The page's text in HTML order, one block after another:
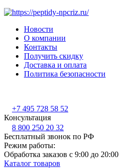
Новости
О компании
Контакты
Получить скидку
Доставка и оплата
Политика безопасности
+7 495 728 58 52
Консультация
8 800 250 20 32
Бесплатный звонок по РФ
Режим работы:
Обработка заказов с 9:00 до 20:00
Каталог товаров